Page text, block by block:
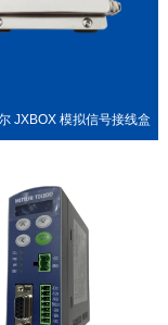
JXBOX 模拟信号接线盒